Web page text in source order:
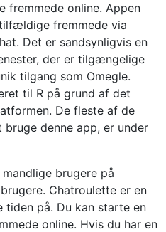
online. Appen
fremmede via
Det er sandsynligvis en
der er tilgængelige
tilgang som Omegle.
til R på grund af det
De fleste af de
denne app, er under
brugere på
Chatroulette er en
på. Du kan starte en
online. Hvis du har en